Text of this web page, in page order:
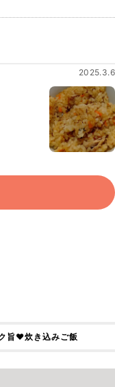
2025.3.6
旨❤️炊き込みご飯